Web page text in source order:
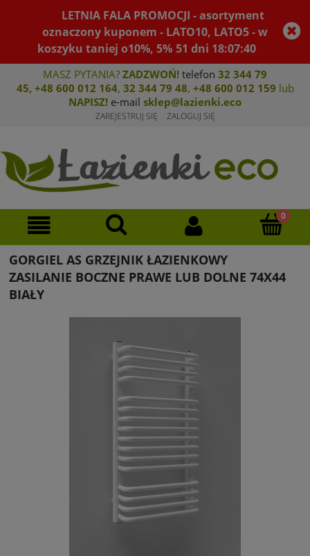
LETNIA FALA PROMOCJI - asortyment
oznaczony kuponem - LATO10, LATO5 - w
koszyku taniej o10%, 5% 51 dni 18:07:40
MASZ PYTANIA? ZADZWOŃ! telefon 32 344 79
45, +48 600 012 164, 32 344 79 48, +48 600 012 159 lub
NAPISZ! e-mail sklep@lazienki.eco
ZAREJESTRUJ SIĘ ZALOGUJ SIĘ
GORGIEL AS GRZEJNIK ŁAZIENKOWY
ZASILANIE BOCZNE PRAWE LUB DOLNE 74X44
BIAŁY